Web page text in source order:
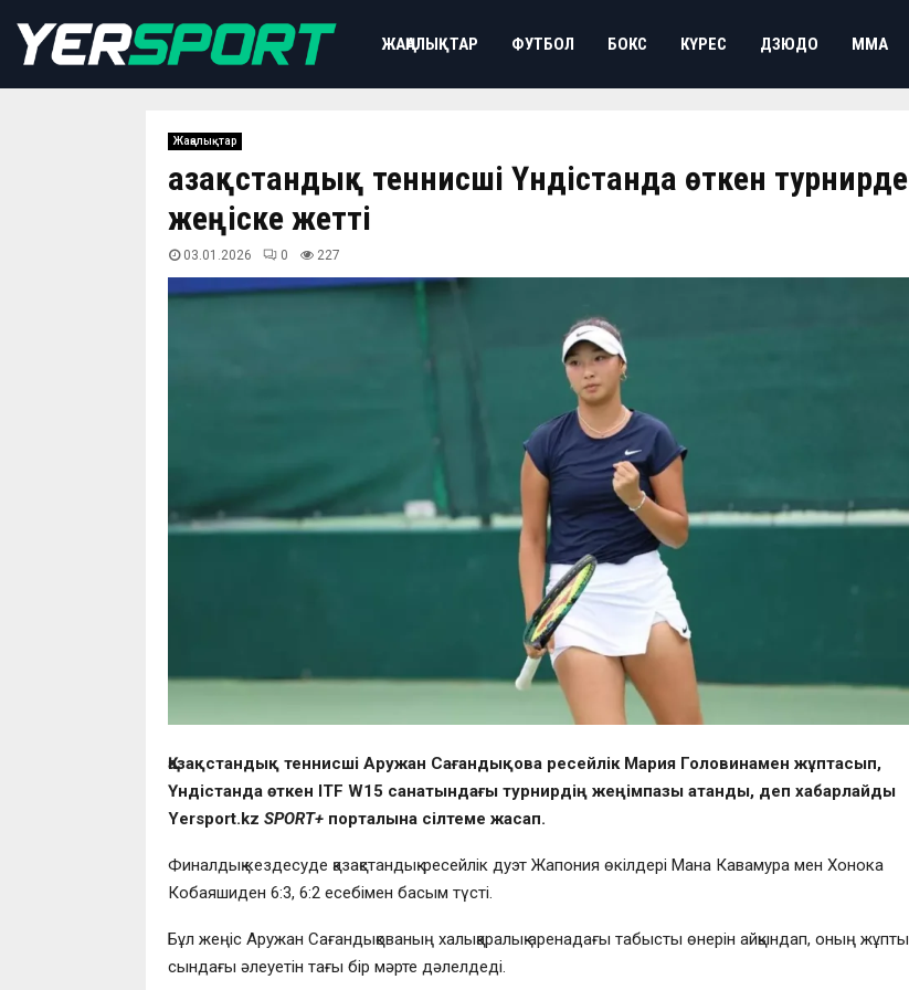
ЖАҢАЛЫҚТАР ФУТБОЛ БОКС КҮРЕС ДЗЮДО ММА
Жаңалықтар
Қазақстандық теннисші Үндістанда өткен турнирде
жеңіске жетті
03.01.2026 0 227
Қазақстандық теннисші Аружан Сағандықова ресейлік Мария Головинамен жұптасып,
Үндістанда өткен ITF W15 санатындағы турнирдің жеңімпазы атанды, деп хабарлайды
Yersport.kz SPORT+ порталына сілтеме жасап.
Финалдық кездесуде қазақстандық-ресейлік дуэт Жапония өкілдері Мана Кавамура мен Хонока
Кобаяшиден 6:3, 6:2 есебімен басым түсті.
Бұл жеңіс Аружан Сағандықованың халықаралық аренадағы табысты өнерін айқындап, оның жұптық
сындағы әлеуетін тағы бір мәрте дәлелдеді.